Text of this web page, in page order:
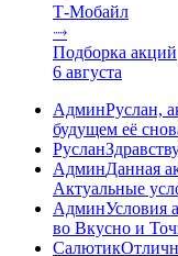
Т-Мобайл
⤑
Подборка акций
6 августа
АдминРуслан,
будущем её
Руслан
АдминДанная
Актуальные
АдминУсловия
во Вкусно и
Салютик